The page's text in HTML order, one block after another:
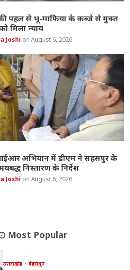
पहल से भू-माफिया के कब्जे से मुक्त
मिला न्याय
Joshi August 6, 2026
अभियान में डीएम ने सहसपुर के
निस्तारण के निर्देश
Joshi August 6, 2026
Most Popular
उत्तराखंड देहरादून